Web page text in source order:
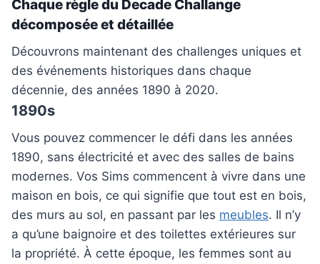
Chaque règle du Decade Challange
décomposée et détaillée
Découvrons maintenant des challenges uniques et
des événements historiques dans chaque
décennie, des années 1890 à 2020.
1890s
Vous pouvez commencer le défi dans les années
1890, sans électricité et avec des salles de bains
modernes. Vos Sims commencent à vivre dans une
maison en bois, ce qui signifie que tout est en bois,
des murs au sol, en passant par les meubles. Il n’y
a qu’une baignoire et des toilettes extérieures sur
la propriété. À cette époque, les femmes sont au